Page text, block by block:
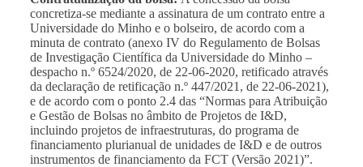
concretiza-se mediante a assinatura de um contrato entre a
Universidade do Minho e o bolseiro, de acordo com a
minuta de contrato (anexo IV do Regulamento de Bolsas
de Investigação Científica da Universidade do Minho –
despacho n.º 6524/2020, de 22-06-2020, retificado através
da declaração de retificação n.º 447/2021, de 22-06-2021),
e de acordo com o ponto 2.4 das “Normas para Atribuição
e Gestão de Bolsas no âmbito de Projetos de I&D,
incluindo projetos de infraestruturas, do programa de
financiamento plurianual de unidades de I&D e de outros
instrumentos de financiamento da FCT (Versão 2021)”.